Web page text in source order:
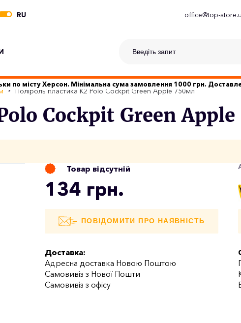
RU office@top-
по місту Херсон. Мінімальна сума замовлення 1000 грн.
Поліроль пластика K2 Polo Cockpit Green Apple 750мл
Cockpit Green
Товар відсутній
134 грн.
ПОВІДОМИТИ ПРО НАЯВНІСТЬ
Доставка:
Адресна доставка Новою Поштою
Самовивіз з Нової Пошти
Самовивіз з офісу